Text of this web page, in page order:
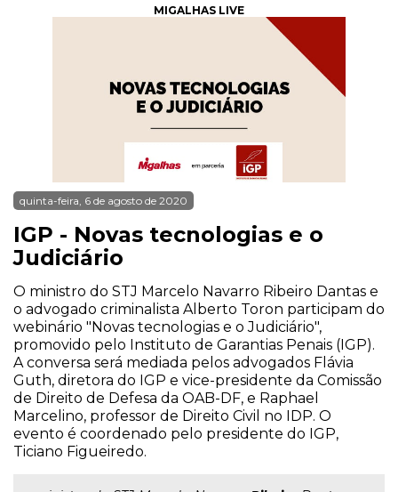
MIGALHAS LIVE
quinta-feira, 6 de agosto de 2020
IGP - Novas tecnologias e o
Judiciário
O ministro do STJ Marcelo Navarro Ribeiro Dantas e
o advogado criminalista Alberto Toron participam do
webinário "Novas tecnologias e o Judiciário",
promovido pelo Instituto de Garantias Penais (IGP).
A conversa será mediada pelos advogados Flávia
Guth, diretora do IGP e vice-presidente da Comissão
de Direito de Defesa da OAB-DF, e Raphael
Marcelino, professor de Direito Civil no IDP. O
evento é coordenado pelo presidente do IGP,
Ticiano Figueiredo.